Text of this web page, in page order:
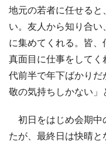
地元の若者に任せる
い。友人から知り合
に集めてくれる。皆
真面目に仕事をして
代前半で年下ばかり
敬の気持ちしかない」
初日をはじめ会期中
たが、最終日は快晴と